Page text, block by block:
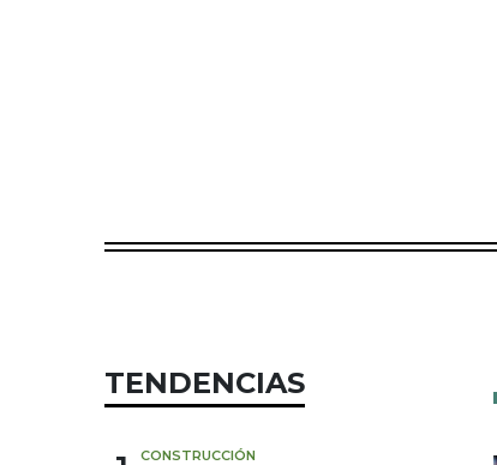
TENDENCIAS
CONSTRUCCIÓN